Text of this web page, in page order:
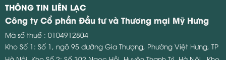
THÔNG TIN LIÊN LẠC
Công ty Cổ phần Đầu tư và Thương mại Mỹ Hưng
Mã số thuế : 0104912804
Kho Số 1: Số 1, ngõ 95 đường Gia Thượng, Phường Việt Hưng, TP